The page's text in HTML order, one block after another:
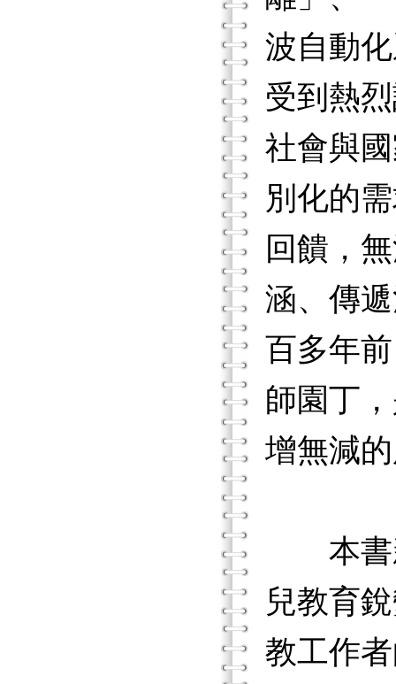
波自動
受到熱
社會與
別化的
回饋，
涵、傳
百多年
師園丁
增無減
本書新
兒教育
教工作